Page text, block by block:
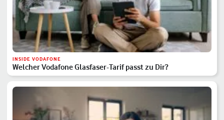
INSIDE VODAFONE
Welcher Vodafone Glasfaser-Tarif passt zu Dir?